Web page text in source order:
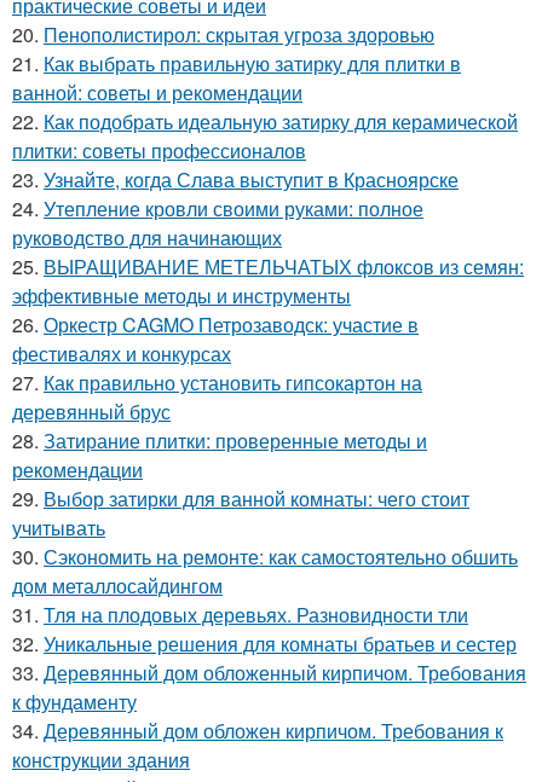
20. Пенополистирол: скрытая угроза здоровью
21. Как выбрать правильную затирку для плитки в
ванной: советы и рекомендации
22. Как подобрать идеальную затирку для керамической
плитки: советы профессионалов
23. Узнайте, когда Слава выступит в Красноярске
24. Утепление кровли своими руками: полное
руководство для начинающих
25. ВЫРАЩИВАНИЕ МЕТЕЛЬЧАТЫХ флоксов из семян:
эффективные методы и инструменты
26. Оркестр CAGMO Петрозаводск: участие в
фестивалях и конкурсах
27. Как правильно установить гипсокартон на
деревянный брус
28. Затирание плитки: проверенные методы и
рекомендации
29. Выбор затирки для ванной комнаты: чего стоит
учитывать
30. Сэкономить на ремонте: как самостоятельно обшить
дом металлосайдингом
31. Тля на плодовых деревьях. Разновидности тли
32. Уникальные решения для комнаты братьев и сестер
33. Деревянный дом обложенный кирпичом. Требования
к фундаменту
34. Деревянный дом обложен кирпичом. Требования к
конструкции здания